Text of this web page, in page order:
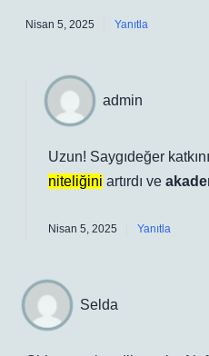
Nisan 5, 2025 Yanıtla
admin
Uzun! Saygıdeğer
niteliğini artırdı ve
Nisan 5, 2025 Yanıtla
Selda